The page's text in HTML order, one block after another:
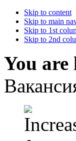
Skip to content
Skip to main
Skip to 1st
Skip to 2nd
You are